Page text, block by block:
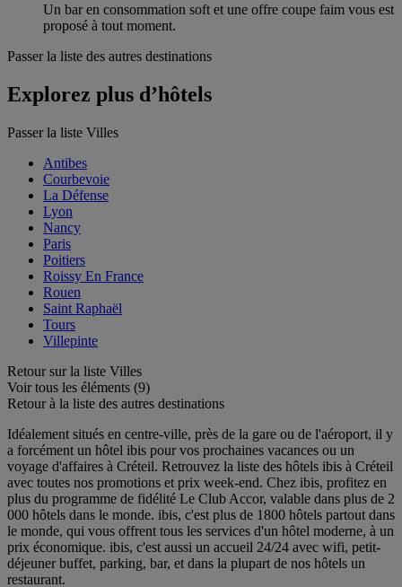
Un bar en consommation soft et une offre coupe faim vous est
proposé à tout moment.
Passer la liste des autres destinations
Explorez plus d’hôtels
Passer la liste Villes
Antibes
Courbevoie
La Défense
Lyon
Nancy
Paris
Poitiers
Roissy En France
Rouen
Saint Raphaël
Tours
Villepinte
Retour sur la liste Villes
Voir tous les éléments (9)
Retour à la liste des autres destinations
Idéalement situés en centre-ville, près de la gare ou de l'aéroport, il y
a forcément un hôtel ibis pour vos prochaines vacances ou un
voyage d'affaires à Créteil. Retrouvez la liste des hôtels ibis à Créteil
avec toutes nos promotions et prix week-end. Chez ibis, profitez en
plus du programme de fidélité Le Club Accor, valable dans plus de 2
000 hôtels dans le monde. ibis, c'est plus de 1800 hôtels partout dans
le monde, qui vous offrent tous les services d'un hôtel moderne, à un
prix économique. ibis, c'est aussi un accueil 24/24 avec wifi, petit-
déjeuner buffet, parking, bar, et dans la plupart de nos hôtels un
restaurant.